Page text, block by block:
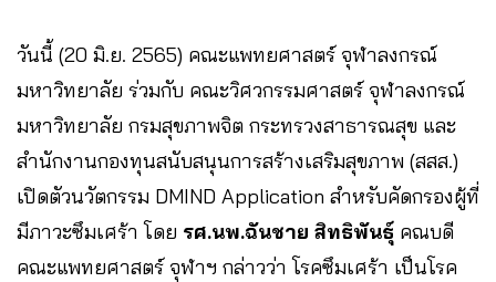
วันนี้ (20 มิ.ย. 2565) คณะแพทยศาสตร์ จุฬาลงกรณ์
มหาวิทยาลัย ร่วมกับ คณะวิศวกรรมศาสตร์ จุฬาลงกรณ์
มหาวิทยาลัย กรมสุขภาพจิต กระทรวงสาธารณสุข และ
สำนักงานกองทุนสนับสนุนการสร้างเสริมสุขภาพ (สสส.)
เปิดตัวนวัตกรรม DMIND Application สำหรับคัดกรองผู้ที่
มีภาวะซึมเศร้า โดย รศ.นพ.ฉันชาย สิทธิพันธุ์ คณบดี
คณะแพทยศาสตร์ จุฬาฯ กล่าวว่า โรคซึมเศร้า เป็นโรค